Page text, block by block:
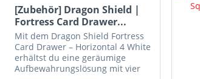
[Zubehör] Dragon Shield |
Fortress Card Drawer...
Mit dem Dragon Shield Fortress
Card Drawer – Horizontal 4 White
erhältst du eine geräumige
Aufbewahrungslösung mit vier